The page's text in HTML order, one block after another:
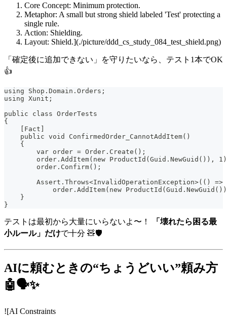
Core Concept: Minimum protection.
Metaphor: A small but strong shield labeled 'Test' protecting a
single rule.
Action: Shielding.
Layout: Shield.](./picture/ddd_cs_study_084_test_shield.png)
「確定後に追加できない」を守りたいなら、テスト1本でOK
👍
using Shop.Domain.Orders;
using Xunit;
public class OrderTests
{
    [Fact]
    public void ConfirmedOrder_CannotAddItem()
    {
        var order = Order.Create();
order.AddItem(new ProductId(Guid.NewGuid()),
        order.Confirm();
        Assert.Throws<InvalidOperationException>(() =>
order.AddItem(new
    }
}
テストは最初から大量にいらないよ〜！
「壊れたら困る最
小ルール」だけで十分 🧸🛡️
AIに頼むときの“ちょうどいい”頼み方
🤖🗣️✨
![AI Constraints